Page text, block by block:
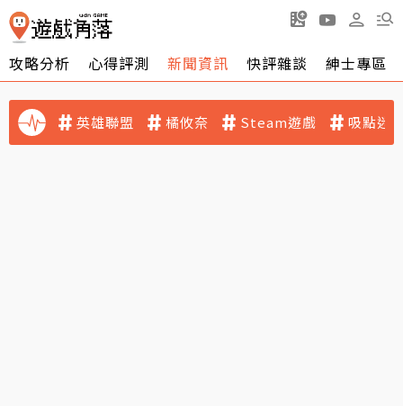
攻略分析 心得評測 新聞資訊 快評雜談 紳士專區
英雄聯盟 橘攸奈 Steam遊戲 吸點迷